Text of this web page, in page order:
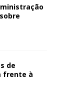
de
frente à